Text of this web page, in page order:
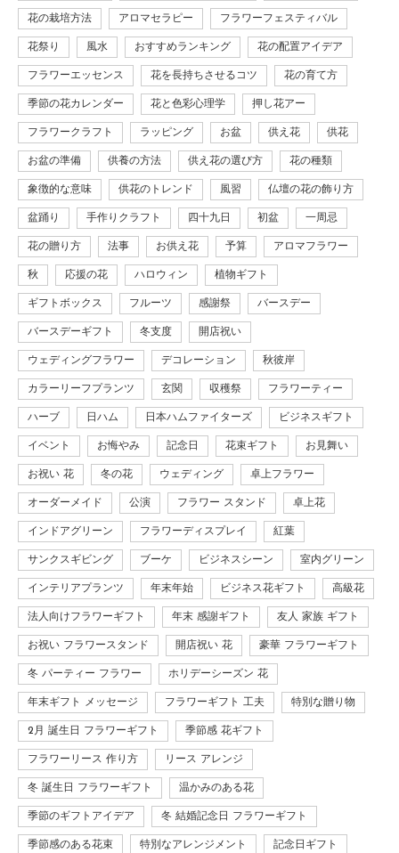
花の栽培方法 アロマセラピー フラワーフェスティバル
花祭り 風水 おすすめランキング 花の配置アイデア
フラワーエッセンス 花を長持ちさせるコツ 花の育て方
季節の花カレンダー 花と色彩心理学 押し花アー
フラワークラフト ラッピング お盆 供え花 供花
お盆の準備 供養の方法 供え花の選び方 花の種類
象徴的な意味 供花のトレンド 風習 仏壇の花の飾り方
盆踊り 手作りクラフト 四十九日 初盆 一周忌
花の贈り方 法事 お供え花 予算 アロマフラワー
秋 応援の花 ハロウィン 植物ギフト
ギフトボックス フルーツ 感謝祭 バースデー
バースデーギフト 冬支度 開店祝い
ウェディングフラワー デコレーション 秋彼岸
カラーリーフプランツ 玄関 収穫祭 フラワーティー
ハーブ 日ハム 日本ハムファイターズ ビジネスギフト
イベント お悔やみ 記念日 花束ギフト お見舞い
お祝い 花 冬の花 ウェディング 卓上フラワー
オーダーメイド 公演 フラワー スタンド 卓上花
インドアグリーン フラワーディスプレイ 紅葉
サンクスギビング ブーケ ビジネスシーン 室内グリーン
インテリアプランツ 年末年始 ビジネス花ギフト 高級花
法人向けフラワーギフト 年末 感謝ギフト 友人 家族 ギフト
お祝い フラワースタンド 開店祝い 花 豪華 フラワーギフト
冬 パーティー フラワー ホリデーシーズン 花
年末ギフト メッセージ フラワーギフト 工夫 特別な贈り物
2月 誕生日 フラワーギフト 季節感 花ギフト
フラワーリース 作り方 リース アレンジ
冬 誕生日 フラワーギフト 温かみのある花
季節のギフトアイデア 冬 結婚記念日 フラワーギフト
季節感のある花束 特別なアレンジメント 記念日ギフト